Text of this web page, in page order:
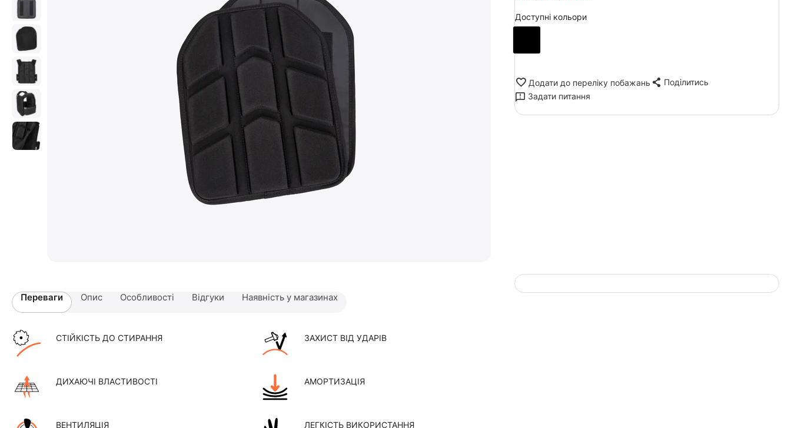
Доступні кольори
Додати до переліку побажань
Поділитись
Задати питання
Переваги Опис Особливості Відгуки Наявність у магазинах
СТІЙКІСТЬ ДО СТИРАННЯ ЗАХИСТ ВІД УДАРІВ
ДИХАЮЧІ ВЛАСТИВОСТІ АМОРТИЗАЦІЯ
ВЕНТИЛЯЦІЯ ЛЕГКІСТЬ ВИКОРИСТАННЯ